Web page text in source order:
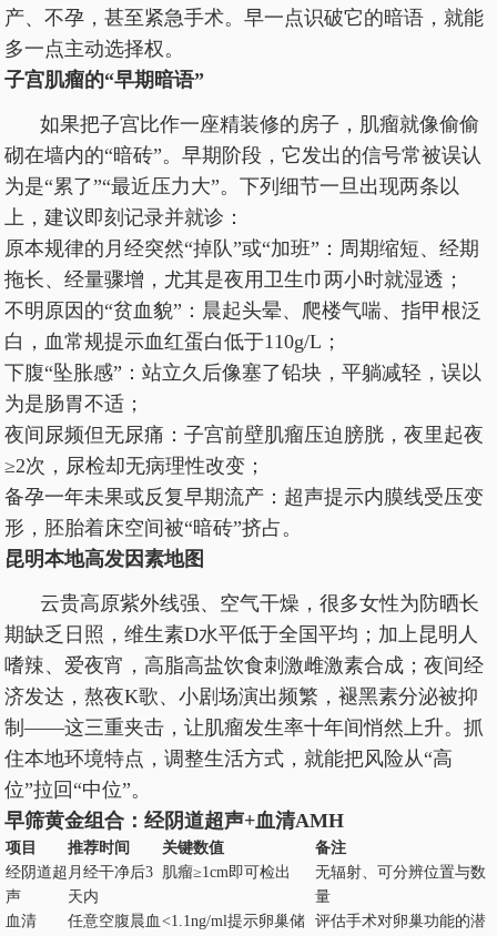
产、不孕，甚至紧急手术。早一点识破它的暗语，就能
多一点主动选择权。
子宫肌瘤的“早期暗语”
如果把子宫比作一座精装修的房子，肌瘤就像偷偷
砌在墙内的“暗砖”。早期阶段，它发出的信号常被误认
为是“累了”“最近压力大”。下列细节一旦出现两条以
上，建议即刻记录并就诊：
原本规律的月经突然“掉队”或“加班”：周期缩短、经期
拖长、经量骤增，尤其是夜用卫生巾两小时就湿透；
不明原因的“贫血貌”：晨起头晕、爬楼气喘、指甲根泛
白，血常规提示血红蛋白低于110g/L；
下腹“坠胀感”：站立久后像塞了铅块，平躺减轻，误以
为是肠胃不适；
夜间尿频但无尿痛：子宫前壁肌瘤压迫膀胱，夜里起夜
≥2次，尿检却无病理性改变；
备孕一年未果或反复早期流产：超声提示内膜线受压变
形，胚胎着床空间被“暗砖”挤占。
昆明本地高发因素地图
云贵高原紫外线强、空气干燥，很多女性为防晒长
期缺乏日照，维生素D水平低于全国平均；加上昆明人
嗜辣、爱夜宵，高脂高盐饮食刺激雌激素合成；夜间经
济发达，熬夜K歌、小剧场演出频繁，褪黑素分泌被抑
制——这三重夹击，让肌瘤发生率十年间悄然上升。抓
住本地环境特点，调整生活方式，就能把风险从“高
位”拉回“中位”。
早筛黄金组合：经阴道超声+血清AMH
项目 推荐时间 关键数值
备注
经阴道超
声
月经干净后3
天内
肌瘤≥1cm即可检出
无辐射、可分辨位置与数
量
血清
任意空腹晨血 <1.1ng/ml提示卵巢储
评估手术对卵巢功能的潜